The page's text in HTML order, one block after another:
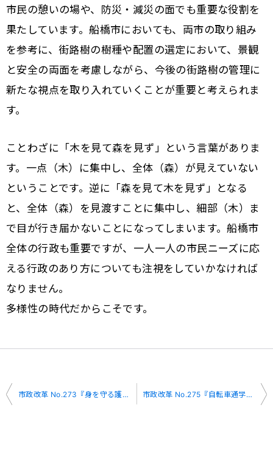
市民の憩いの場や、防災・減災の面でも重要な役割を
果たしています。船橋市においても、両市の取り組み
を参考に、街路樹の樹種や配置の選定において、景観
と安全の両面を考慮しながら、今後の街路樹の管理に
新たな視点を取り入れていくことが重要と考えられま
す。
ことわざに「木を見て森を見ず」という言葉がありま
す。一点（木）に集中し、全体（森）が見えていない
ということです。逆に「森を見て木を見ず」となる
と、全体（森）を見渡すことに集中し、細部（木）ま
で目が行き届かないことになってしまいます。船橋市
全体の行政も重要ですが、一人一人の市民ニーズに応
える行政のあり方についても注視をしていかなければ
なりません。
多様性の時代だからこそです。
投
市政改革 No.273『身を守る護身術』 市政改革 No.275『自転車通学について』